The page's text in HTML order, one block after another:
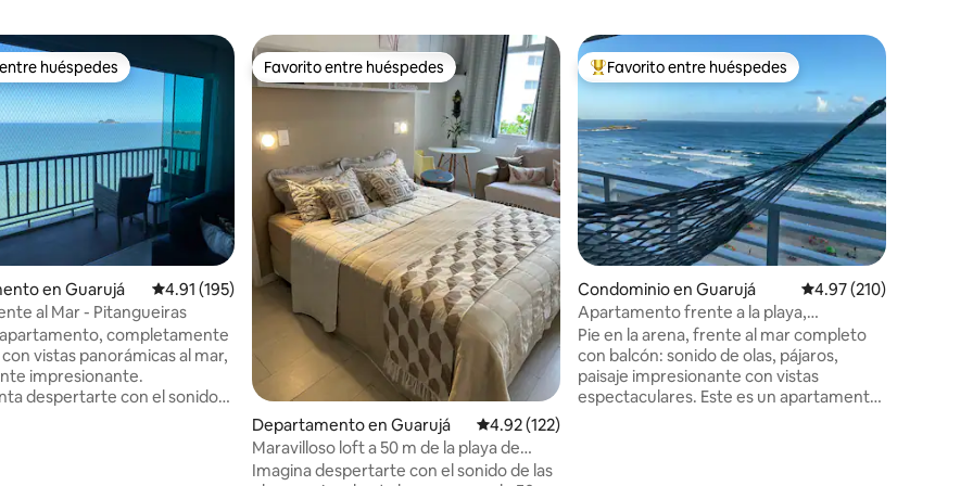
de 5; 200 evaluaciones
huéspedes
huéspedes
en Guarujá Calificación promedio: 4.91 de 5; 195 evaluaciones
4.91 (195)
al Mar - Pitangueiras
completamente
vistas panorámicas al mar,
impresionante.
despertarte con el sonido
Favorito entre huéspedes
Favorito entre huéspedes
Departamento en Guarujá Calificación promedio: 4.92 de 5; 122 evaluaciones
4.92 (122)
Maravilloso loft a 50 m de la playa de
Pitangueiras.
Imagina despertarte con el sonido de las
De los mejores en Favorito entre huéspedes
Favorito entre huéspedes
Condominio en Guarujá Calificación promedio:
4.97 (210)
Apartamento frente a la playa,
espectaculares vistas panorámicas
Pie en la arena, frente al mar completo
con balcón: sonido de olas, pájaros,
paisaje impresionante con vistas
espectaculares. Este es un apartamento